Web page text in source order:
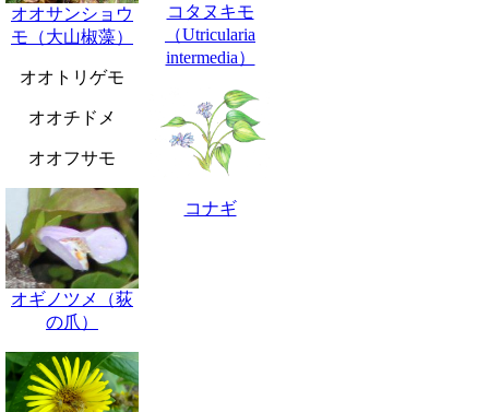
オオサンショウ
モ（大山椒藻）
オオトリゲモ
オオチドメ
オオフサモ
オギノツメ（荻
の爪）
コタヌキモ
（Utricularia
intermedia）
コナギ